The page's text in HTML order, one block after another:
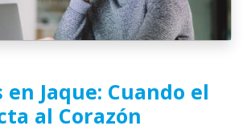
en Jaque: Cuando el
al Corazón